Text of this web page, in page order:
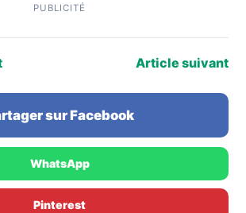
PUBLICITÉ
Article suivant
sur Facebook
WhatsApp
Pinterest